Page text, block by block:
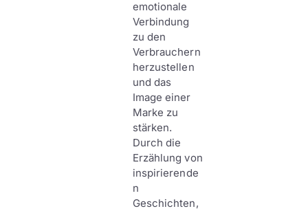
emotionale
Verbindung
zu den
Verbrauchern
herzustellen
und das
Image einer
Marke zu
stärken.
Durch die
Erzählung von
inspirierende
n
Geschichten,